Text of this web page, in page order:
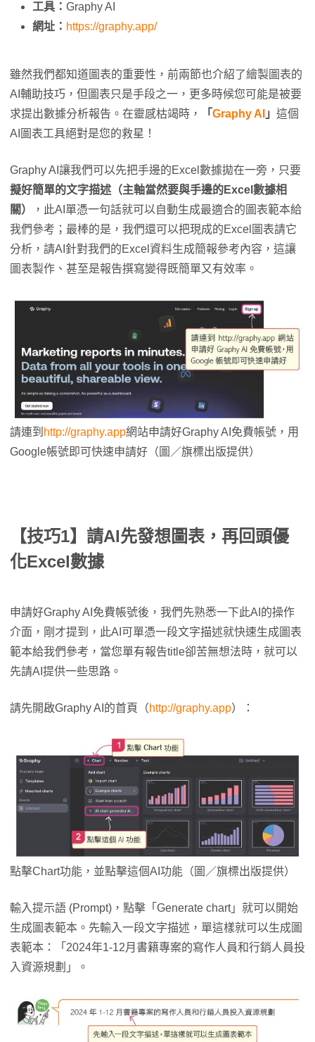
工具： Graphy AI
網址： https://graphy.app/
雖然我們都知道圖表的重要性，前兩節也介紹了繪製圖表的
AI輔助技巧，但圖表只是手段之一，更多時候您可能是被要
求提出數據分析報告。在靈感枯竭時，
「Graphy AI 」 這個
AI圖表工具絕對是您的救星！
Graphy AI讓我們可以先把手邊的Excel數據拋在一旁，只要
擬好簡單的文字描述（主軸當然要與手邊的Excel數據相
關）
，此AI單憑一句話就可以自動生成最適合的圖表範本給
我們參考；最棒的是，我們還可以把現成的Excel圖表請它
分析，請AI針對我們的Excel資料生成簡報參考內容，這讓
圖表製作、甚至是報告撰寫變得既簡單又有效率。
請連到 http://graphy.app網站申請好Graphy AI免費帳號，用
Google帳號即可快速申請好（圖／旗標出版提供）
【技巧1】請AI先發想圖表，再回頭優
化Excel數據
申請好Graphy AI免費帳號後，我們先熟悉一下此AI的操作
介面，剛才提到，此AI可單憑一段文字描述就快速生成圖表
範本給我們參考，當您單有報告title卻苦無想法時，就可以
先請AI提供一些思路。
請先開啟Graphy AI的首頁（http://graphy.app）：
點擊Chart功能，並點擊這個AI功能（圖／旗標出版提供）
輸入提示語 (Prompt)，點擊「Generate chart」就可以開始
生成圖表範本。先輸入一段文字描述，單這樣就可以生成圖
表範本：「2024年1-12月書籍專案的寫作人員和行銷人員投
入資源規劃」。